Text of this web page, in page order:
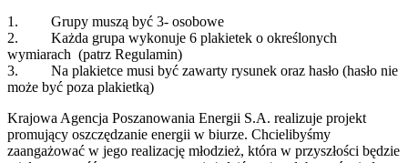
1. Grupy muszą być 3- osobowe
2. Każda grupa wykonuje 6 plakietek o określonych
wymiarach (patrz Regulamin)
3. Na plakietce musi być zawarty rysunek oraz hasło (hasło nie
może być poza plakietką)
Krajowa Agencja Poszanowania Energii S.A. realizuje projekt
promujący oszczędzanie energii w biurze. Chcielibyśmy
zaangażować w jego realizację młodzież, która w przyszłości będzie